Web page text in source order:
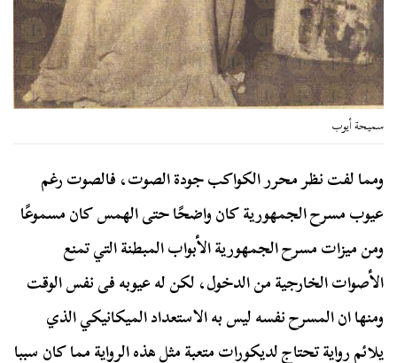
سميحة أيوب
ومما لفت نظر محرر الكواكب جودة الصوت، فالصوت رغم
عيوب مسرح الجمهورية كان واضحًا حتى الهمس كان مسموعًا
ومن ميزات مسرح الجمهورية الأبواب المبطنة التي تمنع
الأصوات الخارجية من الدخول، لكن له عيوبه فى نفس الوقت
ومنها ان المسرح نفسه ليس به الاستعداد الميكانيكي الذي
يلائم رواية تحتاج لديكورات متعبة مثل هذه الرواية مما كان سببا